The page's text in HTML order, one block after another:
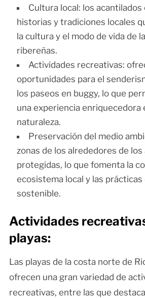
Cultura local: los acantilados
historias y tradiciones locales
la cultura y el modo de vida de
ribereñas.
Actividades recreativas:
oportunidades para el
los paseos en buggy, lo que
una experiencia enriquecedora
naturaleza.
Preservación del medio
zonas de los alrededores de
protegidas, lo que fomenta la
ecosistema local y las
sostenible.
Actividades
playas:
Las playas de la costa norte de
ofrecen una gran variedad de
recreativas, entre las que